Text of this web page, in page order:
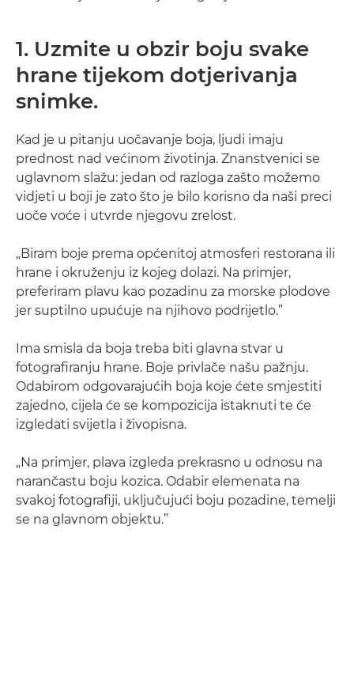
1. Uzmite u obzir boju svake
hrane tijekom dotjerivanja
snimke.
Kad je u pitanju uočavanje boja, ljudi imaju
prednost nad većinom životinja. Znanstvenici se
uglavnom slažu: jedan od razloga zašto možemo
vidjeti u boji je zato što je bilo korisno da naši preci
uoče voće i utvrde njegovu zrelost.
„Biram boje prema općenitoj atmosferi restorana ili
hrane i okruženju iz kojeg dolazi. Na primjer,
preferiram plavu kao pozadinu za morske plodove
jer suptilno upućuje na njihovo podrijetlo.”
Ima smisla da boja treba biti glavna stvar u
fotografiranju hrane. Boje privlače našu pažnju.
Odabirom odgovarajućih boja koje ćete smjestiti
zajedno, cijela će se kompozicija istaknuti te će
izgledati svijetla i živopisna.
„Na primjer, plava izgleda prekrasno u odnosu na
narančastu boju kozica. Odabir elemenata na
svakoj fotografiji, uključujući boju pozadine, temelji
se na glavnom objektu.”